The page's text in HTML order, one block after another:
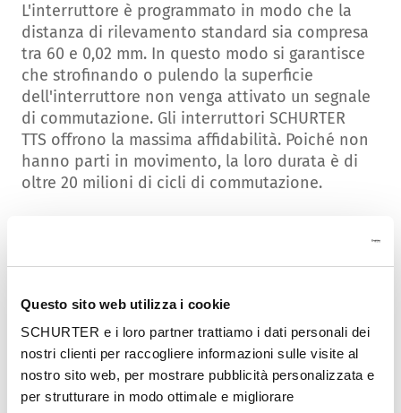
Questo sito web utilizza i cookie
SCHURTER e i loro partner trattiamo i dati personali dei
nostri clienti per raccogliere informazioni sulle visite al
nostro sito web, per mostrare pubblicità personalizzata e
per strutturare in modo ottimale e migliorare
L'interruttore è programmato in modo che la
distanza di rilevamento standard sia compresa
tra 60 e 0,02 mm. In questo modo si garantisce
che strofinando o pulendo la superficie
dell'interruttore non venga attivato un segnale
di commutazione. Gli interruttori SCHURTER
TTS offrono la massima affidabilità. Poiché non
hanno parti in movimento, la loro durata è di
oltre 20 milioni di cicli di commutazione.
Il feedback visivo è assicurato da
(rosso/verde) nell'attuatore, la cui tensione di
alimentazione è compresa tra 5 e 28 V CC. La
semplice installazione del TTS, che si fissa
mediante un dado, e la protezione
antitorsione consentono la massima facilità di